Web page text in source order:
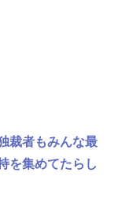
裁者もみんな最
を集めてたらし